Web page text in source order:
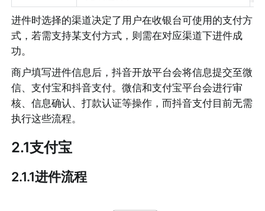
进件时选择的渠道决定了用户在收银台可使用的支付方
式，若需支持某支付方式，则需在对应渠道下进件成
功。
商户填写进件信息后，抖音开放平台会将信息提交至微
信、支付宝和抖音支付。微信和支付宝平台会进行审
核、信息确认、打款认证等操作，而抖音支付目前无需
执行这些流程。
2.1支付宝
2.1.1进件流程